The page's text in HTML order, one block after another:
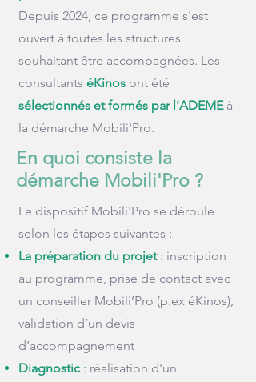
Depuis 2024, ce programme s'est
ouvert à toutes les structures
souhaitant être accompagnées. Les
consultants éKinos ont été
sélectionnés et formés par l'ADEMEà
la démarche Mobili'Pro.
En quoi consiste la
démarche Mobili'Pro ?
Le dispositif Mobili'Pro se déroule
selon les étapes suivantes :
La préparation du projet: inscription
au programme, prise de contact avec
un conseiller Mobili’Pro (p.ex éKinos),
validation d’un devis
d’accompagnement
Diagnostic : réalisation d'un